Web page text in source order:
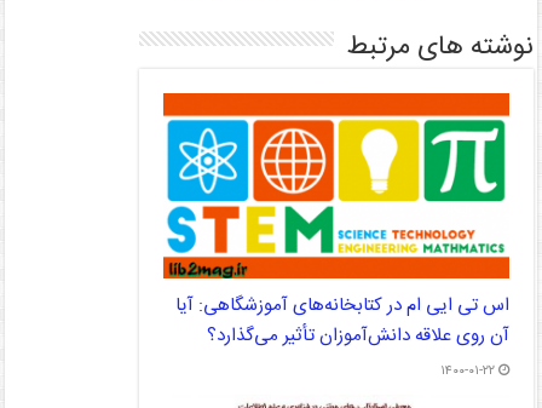
نوشته های مرتبط
اس تی ایی ام در کتابخانه‌های آموزشگاهی: آیا
آن روی علاقه دانش‌‌آموزان تأثیر می‌‌گذارد؟
۱۴۰۰-۰۱-۲۲